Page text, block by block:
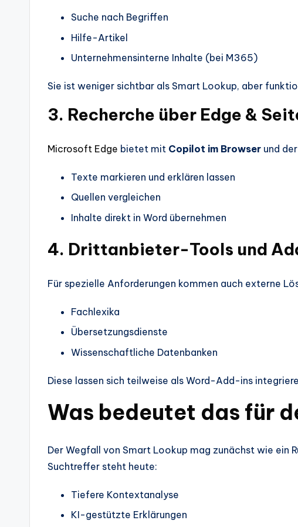
Suche nach Begriffen
Hilfe-Artikel
Unternehmensinterne Inhalte (bei M365)
Sie ist weniger sichtbar als Smart Lookup, aber
3. Recherche über Edge &
Microsoft Edge bietet mit Copilot im Browser und
Texte markieren und erklären lassen
Quellen vergleichen
Inhalte direkt in Word übernehmen
4. Drittanbieter-Tools und
Für spezielle Anforderungen kommen auch externe
Fachlexika
Übersetzungsdienste
Wissenschaftliche Datenbanken
Diese lassen sich teilweise als Word-Add-ins
Was bedeutet das für
Der Wegfall von Smart Lookup mag zunächst wie ein
Suchtreffer steht heute:
Tiefere Kontextanalyse
KI-gestützte Erklärungen